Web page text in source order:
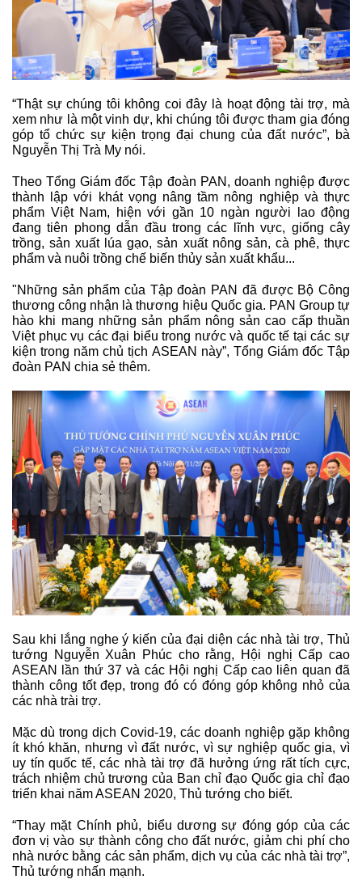
“Thật sự chúng tôi không coi đây là hoạt động tài trợ, mà
xem như là một vinh dự, khi chúng tôi được tham gia đóng
góp tổ chức sự kiện trọng đại chung của đất nước”, bà
Nguyễn Thị Trà My nói.
Theo Tổng Giám đốc Tập đoàn PAN, doanh nghiệp được
thành lập với khát vọng nâng tầm nông nghiệp và thực
phẩm Việt Nam, hiện với gần 10 ngàn người lao động
đang tiên phong dẫn đầu trong các lĩnh vực, giống cây
trồng, sản xuất lúa gạo, sản xuất nông sản, cà phê, thực
phẩm và nuôi trồng chế biến thủy sản xuất khẩu...
"Những sản phẩm của Tập đoàn PAN đã được Bộ Công
thương công nhận là thương hiệu Quốc gia. PAN Group tự
hào khi mang những sản phẩm nông sản cao cấp thuần
Việt phục vụ các đại biểu trong nước và quốc tế tại các sự
kiện trong năm chủ tịch ASEAN này”, Tổng Giám đốc Tập
đoàn PAN chia sẻ thêm.
Sau khi lắng nghe ý kiến của đại diện các nhà tài trợ, Thủ
tướng Nguyễn Xuân Phúc cho rằng, Hội nghị Cấp cao
ASEAN lần thứ 37 và các Hội nghị Cấp cao liên quan đã
thành công tốt đẹp, trong đó có đóng góp không nhỏ của
các nhà trài trợ.
Mặc dù trong dịch Covid-19, các doanh nghiệp gặp không
ít khó khăn, nhưng vì đất nước, vì sự nghiệp quốc gia, vì
uy tín quốc tế, các nhà tài trợ đã hưởng ứng rất tích cực,
trách nhiệm chủ trương của Ban chỉ đạo Quốc gia chỉ đạo
triển khai năm ASEAN 2020, Thủ tướng cho biết.
“Thay mặt Chính phủ, biểu dương sự đóng góp của các
đơn vị vào sự thành công cho đất nước, giảm chi phí cho
nhà nước bằng các sản phẩm, dịch vụ của các nhà tài trợ”,
Thủ tướng nhấn mạnh.